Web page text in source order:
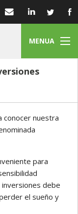
MENUA
conocer nuestra
para
debe
el sueño y